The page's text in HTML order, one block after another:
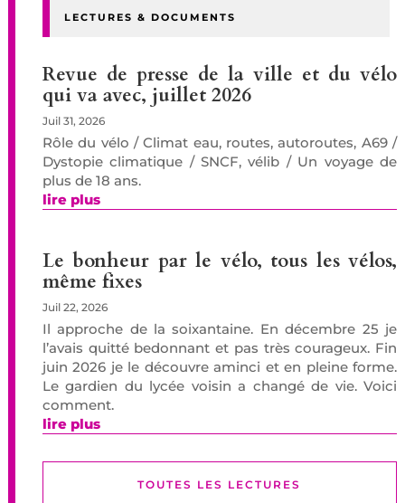
LECTURES & DOCUMENTS
Revue de presse de la ville et du vélo
qui va avec, juillet 2026
Juil 31, 2026
Rôle du vélo / Climat eau, routes, autoroutes, A69 /
Dystopie climatique / SNCF, vélib / Un voyage de
plus de 18 ans.
lire plus
Le bonheur par le vélo, tous les vélos,
même fixes
Juil 22, 2026
Il approche de la soixantaine. En décembre 25 je
l’avais quitté bedonnant et pas très courageux. Fin
juin 2026 je le découvre aminci et en pleine forme.
Le gardien du lycée voisin a changé de vie. Voici
comment.
lire plus
TOUTES LES LECTURES